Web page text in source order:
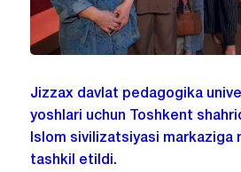
Jizzax davlat pedagogika
yoshlari uchun Toshkent
Islom sivilizatsiyasi markaziga
tashkil etildi.